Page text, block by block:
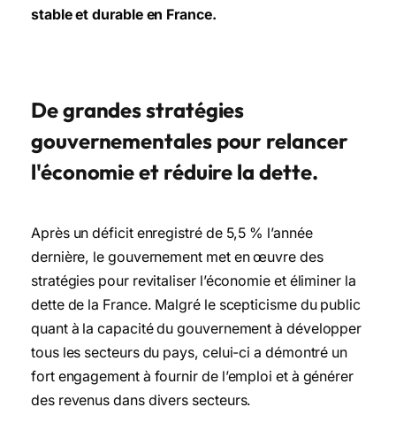
stable et durable en France.
De grandes stratégies
gouvernementales pour relancer
l'économie et réduire la dette.
Après un déficit enregistré de 5,5 % l’année
dernière, le gouvernement met en œuvre des
stratégies pour revitaliser l’économie et éliminer la
dette de la France. Malgré le scepticisme du public
quant à la capacité du gouvernement à développer
tous les secteurs du pays, celui-ci a démontré un
fort engagement à fournir de l’emploi et à générer
des revenus dans divers secteurs.